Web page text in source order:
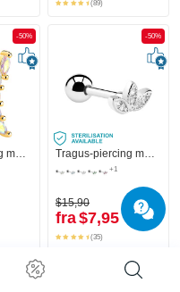
(89)
-50%
Tragus-piercing med krystalsten i flere farver
-50%
Tragus-piercing med krystaller
+1
$15,90
fra$7,95
(35)
-50%